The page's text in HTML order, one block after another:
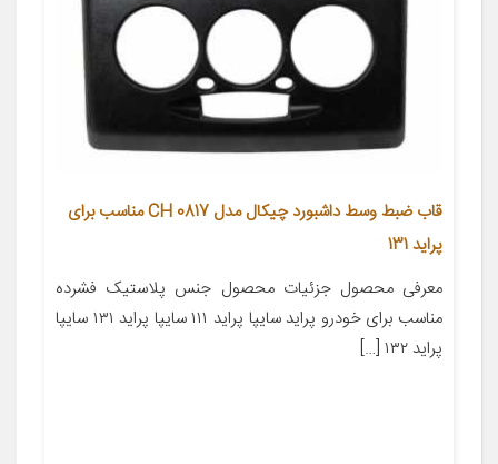
قاب ضبط وسط داشبورد چیکال مدل CH 0817 مناسب برای
پراید 131
معرفی محصول جزئیات محصول جنس پلاستیک فشرده
مناسب برای خودرو پراید سایپا پراید ۱۱۱ سایپا پراید ۱۳۱ سایپا
پراید ۱۳۲ […]